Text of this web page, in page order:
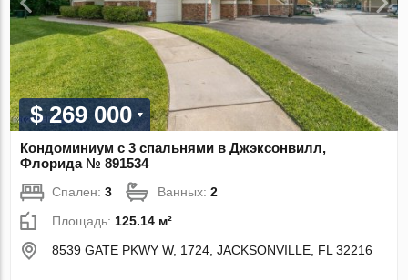
$ 269 000
Кондоминиум с 3 спальнями в Джэксонвилл,
Флорида № 891534
Спален:3 Ванных:2
Площадь: 125.14 м²
8539 GATE PKWY W, 1724, JACKSONVILLE, FL 32216